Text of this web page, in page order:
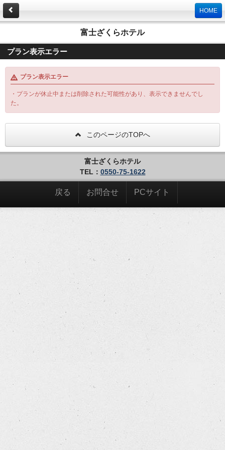
HOME
富士ざくらホテル
プラン表示エラー
プラン表示エラー
・プランが休止中または削除された可能性があり、表示できませんでし
た。
このページのTOPへ
富士ざくらホテル
TEL： 0550-75-1622
戻る お問合せ PCサイト